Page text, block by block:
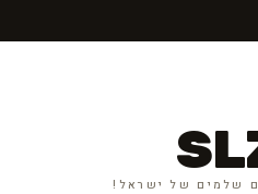
שלמים של ישראל!